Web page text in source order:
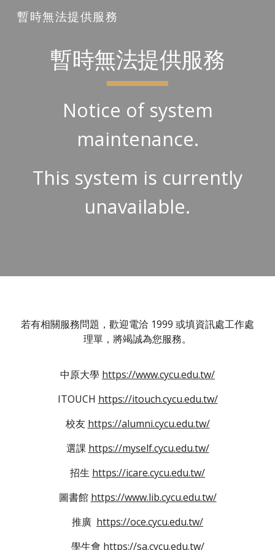
Skip to main content
暫時無法提供服務
暫時無法提供服務
Notice of system
maintenance.
This system is currently
unavailable.
若有相關服務問題，歡迎電洽 1999 或填資訊處工作處
理單，將竭誠為您服務。
中原大學 https://www.cycu.edu.tw/
ITOUCH https://itouch.cycu.edu.tw/
校友 https://alumni.cycu.edu.tw/
選課 https://myself.cycu.edu.tw/
招生 https://icare.cycu.edu.tw/
圖書館 https://www.lib.cycu.edu.tw/
推廣 https://oce.cycu.edu.tw/
學生會 https://sa.cycu.edu.tw/